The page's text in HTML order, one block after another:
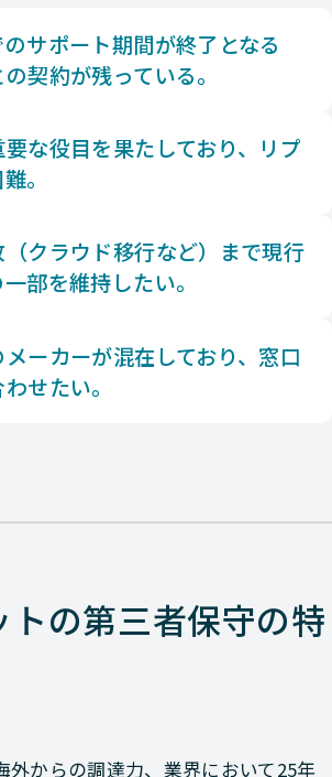
サポート期間が終了となる
契約が残っている。
な役目を果たしており、リプ
。
クラウド移行など）まで現行
部を維持したい。
ーカーが混在しており、窓口
せたい。
トの第三者保守の特
外からの調達力、業界において25年